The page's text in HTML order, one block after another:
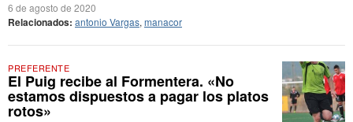
6 de agosto de 2020
Relacionados: antonio Vargas, manacor
PREFERENTE
El Puig recibe al Formentera. «No
estamos dispuestos a pagar los platos
rotos»